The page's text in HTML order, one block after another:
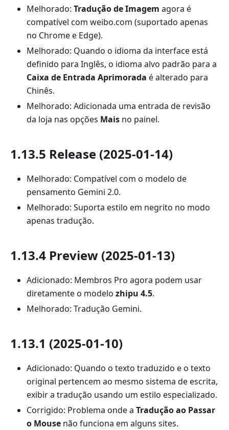
Melhorado: Tradução de Imagem agora é
compatível com weibo.com (suportado apenas
no Chrome e Edge).
Melhorado: Quando o idioma da interface está
definido para Inglês, o idioma alvo padrão para a
Caixa de Entrada Aprimorada é alterado para
Chinês.
Melhorado: Adicionada uma entrada de revisão
da loja nas opções Mais no painel.
1.13.5 Release (2025-01-14)
Melhorado: Compatível com o modelo de
pensamento Gemini 2.0.
Melhorado: Suporta estilo em negrito no modo
apenas tradução.
1.13.4 Preview (2025-01-13)
Adicionado: Membros Pro agora podem usar
diretamente o modelo zhipu 4.5.
Melhorado: Tradução Gemini.
1.13.1 (2025-01-10)
Adicionado: Quando o texto traduzido e o texto
original pertencem ao mesmo sistema de escrita,
exibir a tradução usando um estilo especializado.
Corrigido: Problema onde a Tradução ao Passar
o Mouse não funciona em alguns sites.